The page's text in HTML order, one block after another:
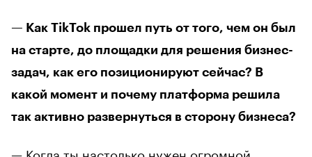
— Как TikTok прошел путь от того, чем он был
на старте, до площадки для решения бизнес-
задач, как его позиционируют сейчас? В
какой момент и почему платформа решила
так активно развернуться в сторону бизнеса?
— Когда ты настолько нужен огромной